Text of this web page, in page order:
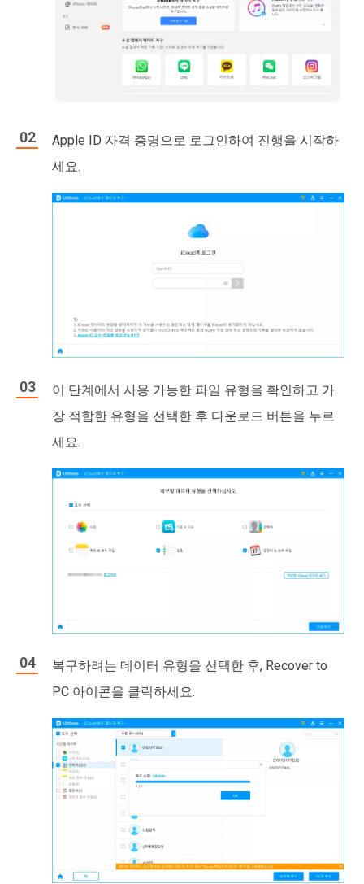
Apple ID 자격 증명으로 로그인하여 진행을 시작하
세요.
이 단계에서 사용 가능한 파일 유형을 확인하고 가
장 적합한 유형을 선택한 후 다운로드 버튼을 누르
세요.
복구하려는 데이터 유형을 선택한 후, Recover to
PC 아이콘을 클릭하세요.